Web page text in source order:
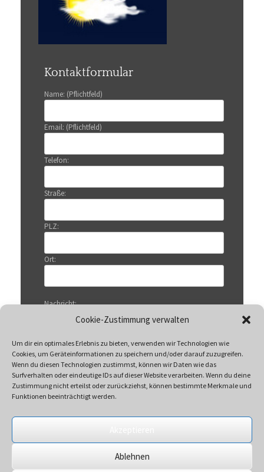
Cookie-Zustimmung verwalten
Um dir ein optimales Erlebnis zu bieten, verwenden wir Technologien wie
Cookies, um Geräteinformationen zu speichern und/oder darauf zuzugreifen.
Wenn du diesen Technologien zustimmst, können wir Daten wie das
Surfverhalten oder eindeutige IDs auf dieser Website verarbeiten. Wenn du deine
Zustimmung nicht erteilst oder zurückziehst, können bestimmte Merkmale und
Funktionen beeinträchtigt werden.
Ablehnen
Kontaktformular
Name: (Pflichtfeld)
Email: (Pflichtfeld)
Telefon:
Straße:
PLZ:
Ort:
Nachricht:
Mit Klicken auf „Senden“ akzeptieren Sie unsere
Datenschutzerklärung